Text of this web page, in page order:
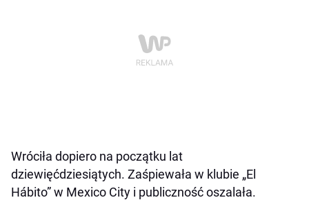
Wróciła dopiero na początku lat
dziewięćdziesiątych. Zaśpiewała w klubie „El
Hábito” w Mexico City i publiczność oszalała.